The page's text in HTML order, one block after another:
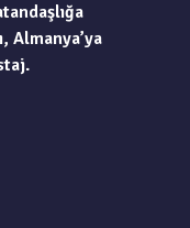
Almanya’ya